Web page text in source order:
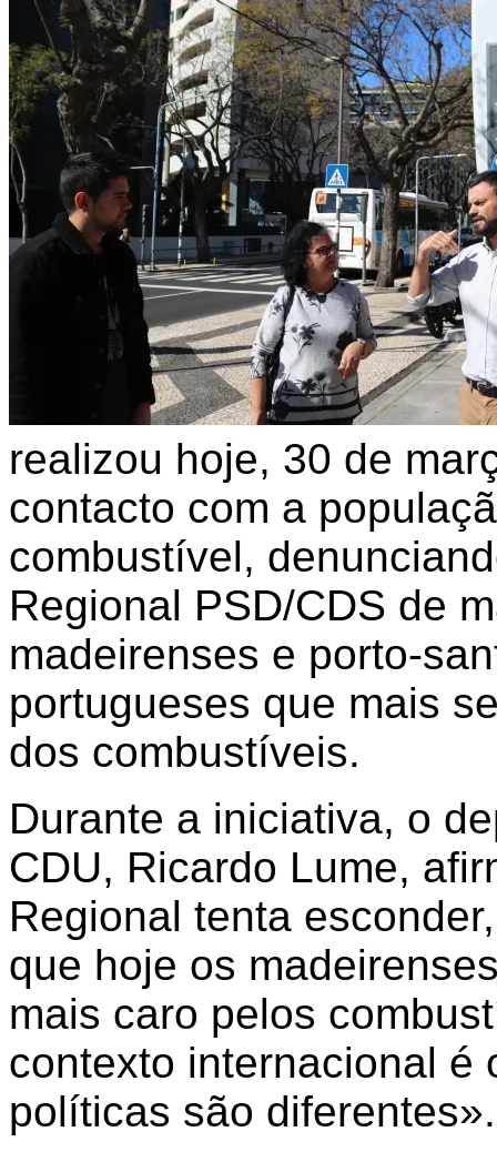
realizou hoje, 30 de
contacto com a
combustível,
Regional PSD/CDS de
madeirenses e porto-
portugueses que mais
dos combustíveis.
Durante a iniciativa, o
CDU, Ricardo Lume,
Regional tenta
que hoje os
mais caro pelos
contexto internacional é
políticas são diferentes».